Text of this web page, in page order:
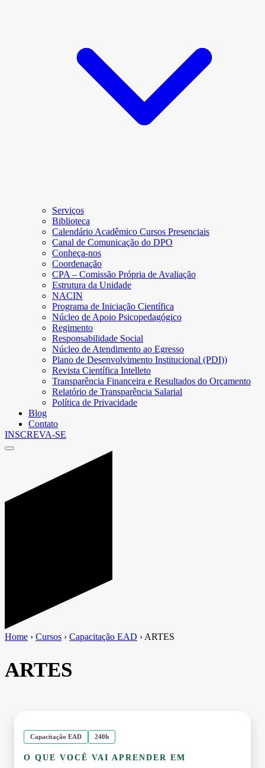
Serviços
Biblioteca
Calendário Acadêmico Cursos Presenciais
Canal de Comunicação do DPO
Conheça-nos
Coordenação
CPA – Comissão Própria de Avaliação
Estrutura da Unidade
NACIN
Programa de Iniciação Científica
Núcleo de Apoio Psicopedagógico
Regimento
Responsabilidade Social
Núcleo de Atendimento ao Egresso
Plano de Desenvolvimento Institucional (PDI))
Revista Científica Intelleto
Transparência Financeira e Resultados do Orçamento
Relatório de Transparência Salarial
Política de Privacidade
Blog
Contato
INSCREVA-SE
Home › Cursos › Capacitação EAD › ARTES
ARTES
Capacitação EAD 240h
O QUE VOCÊ VAI APRENDER EM